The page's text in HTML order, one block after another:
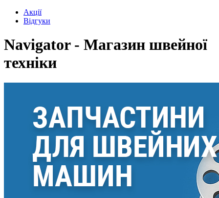
Акції
Відгуки
Navigator - Магазин швейної
техніки